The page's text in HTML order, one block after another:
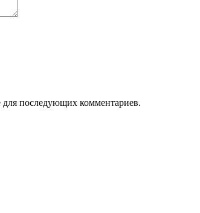
для последующих комментариев.